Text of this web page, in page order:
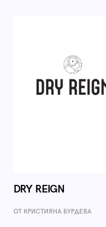
DRY REIGN
ОТ КРИСТИЯНА БУРДЕВА